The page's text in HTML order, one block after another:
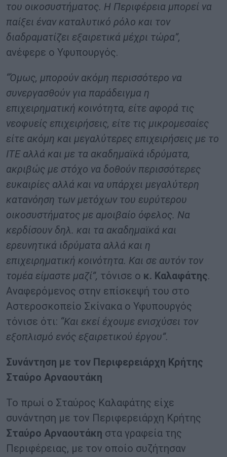
του οικοσυστήματος. Η Περιφέρεια μπορεί να
παίξει έναν καταλυτικό ρόλο και τον
διαδραματίζει εξαιρετικά μέχρι τώρα”,
ανέφερε ο Υφυπουργός.
“Όμως, μπορούν ακόμη περισσότερο να
συνεργασθούν για παράδειγμα η
επιχειρηματική κοινότητα, είτε αφορά τις
νεοφυείς επιχειρήσεις, είτε τις μικρομεσαίες
είτε ακόμη και μεγαλύτερες επιχειρήσεις με το
ΙΤΕ αλλά και με τα ακαδημαϊκά ιδρύματα,
ακριβώς με στόχο να δοθούν περισσότερες
ευκαιρίες αλλά και να υπάρχει μεγαλύτερη
κατανόηση των μετόχων του ευρύτερου
οικοσυστήματος με αμοιβαίο όφελος. Να
κερδίσουν δηλ. και τα ακαδημαϊκά και
ερευνητικά ιδρύματα αλλά και η
επιχειρηματική κοινότητα. Και σε αυτόν τον
τομέα είμαστε μαζί”, τόνισε ο κ. Καλαφάτης.
Αναφερόμενος στην επίσκεψή του στο
Αστεροσκοπείο Σκίνακα ο Υφυπουργός
τόνισε ότι: “Και εκεί έχουμε ενισχύσει τον
εξοπλισμό ενός εξαιρετικού έργου”.
Συνάντηση με τον Περιφερειάρχη Κρήτης
Σταύρο Αρναουτάκη
Το πρωί ο Σταύρος Καλαφάτης είχε
συνάντηση με τον Περιφερειάρχη Κρήτης
Σταύρο Αρναουτάκη στα γραφεία της
Περιφέρειας, με τον οποίο συζήτησαν